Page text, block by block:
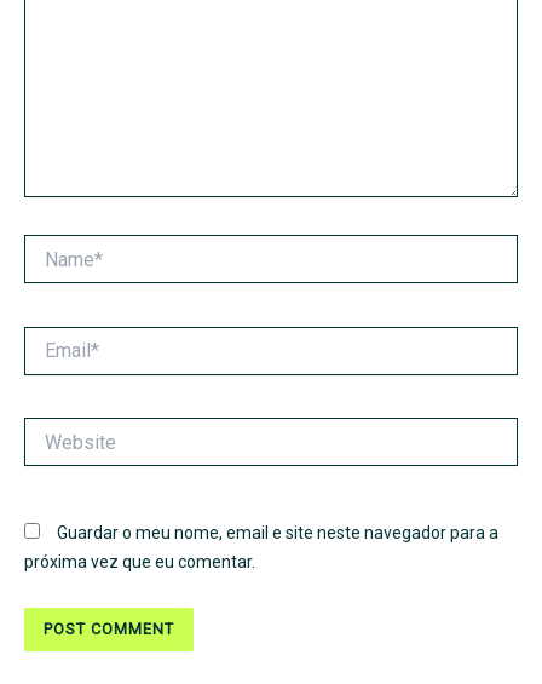
Guardar o meu nome, email e site neste navegador para a
próxima vez que eu comentar.